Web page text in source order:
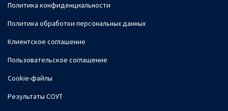
Политика конфиденциальности
Политика обработки персональных данных
Клиентское соглашение
Пользовательское соглашение
Cookie-файлы
Результаты СОУТ